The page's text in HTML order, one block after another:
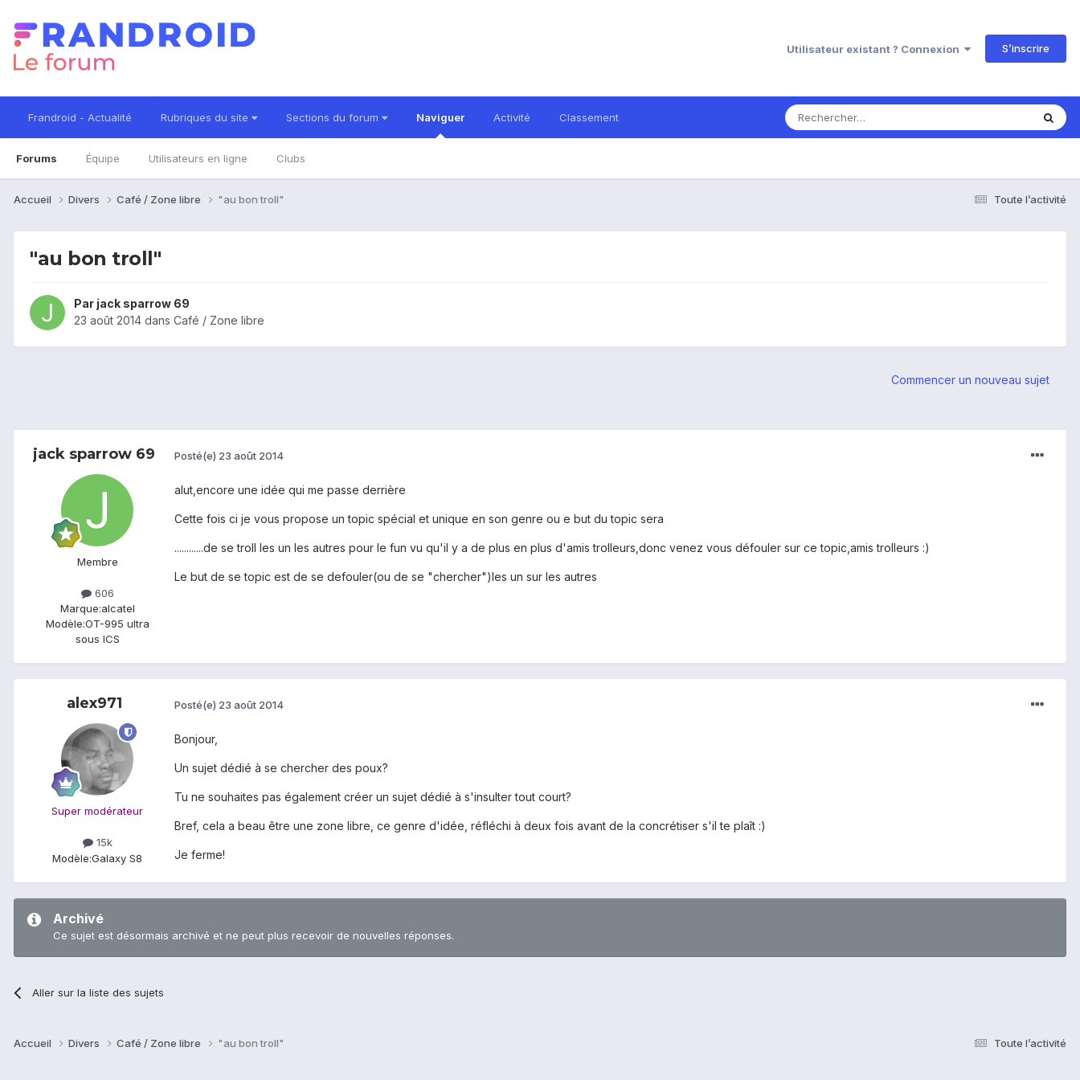
Utilisateur existant ? Connexion S’inscrire
Frandroid - Actualité Rubriques du site Sections du forum Naviguer
Forums Équipe Utilisateurs en ligne Clubs
Activité Classement
Toute l’activité
Accueil Divers Café / Zone libre "au bon troll"
"au bon troll"
Par jack sparrow 69
23 août 2014 dans Café / Zone libre
Commencer un nouveau sujet
jack sparrow 69
Membre
606
Marque:alcatel
Modèle:OT-995 ultra
sous ICS
Posté(e) 23 août 2014
alut,encore une idée qui me passe derrière
Cette fois ci je vous propose un topic spécial et unique en son genre ou e but du topic sera
............de se troll les un les autres pour le fun vu qu'il y a de plus en plus d'amis trolleurs,donc venez vous défouler sur ce topic,amis trolleurs :)
Le but de se topic est de se defouler(ou de se "chercher")les un sur les autres
alex971
Super modérateur
15k
Modèle:Galaxy S8
Posté(e) 23 août 2014
Bonjour,
Un sujet dédié à se chercher des poux?
Tu ne souhaites pas également créer un sujet dédié à s'insulter tout court?
Bref, cela a beau être une zone libre, ce genre d'idée, réfléchi à deux fois avant de la concrétiser s'il te plaît :)
Je ferme!
Archivé
Ce sujet est désormais archivé et ne peut plus recevoir de nouvelles réponses.
Aller sur la liste des sujets
Toute l’activité
Accueil Divers Café / Zone libre "au bon troll"